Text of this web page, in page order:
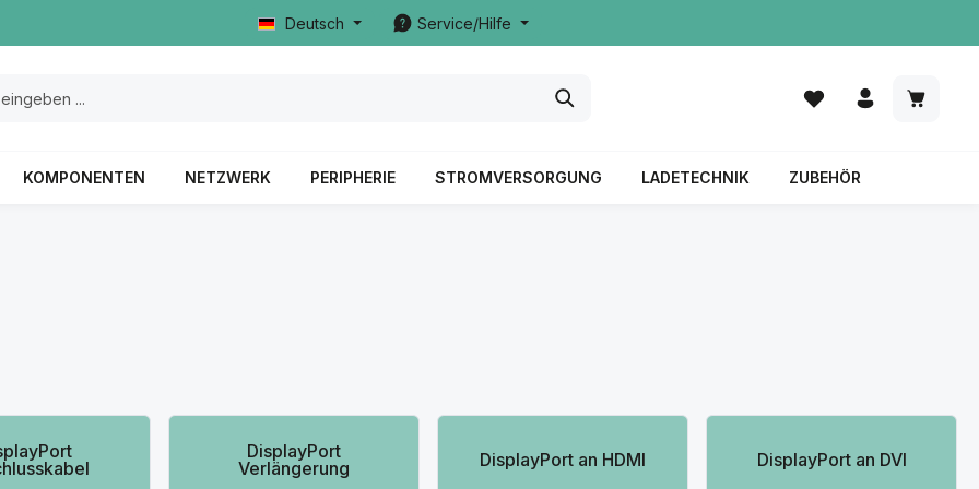
Deutsch Service/Hilfe
KOMPONENTEN NETZWERK PERIPHERIE STROMVERSORGUNG LADETECHNIK ZUBEHÖR
überspringen
DisplayPort
Verlängerung
DisplayPort an HDMI DisplayPort an DVI